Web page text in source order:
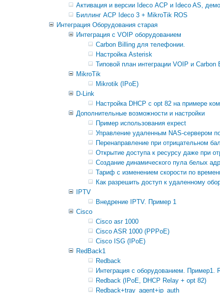
Активация и версии Ideco АСР и Ideco AS,
Биллинг АСР Ideco 3 + MikroTik ROS
Интеграция Оборудования старая
Интеграция с VOIP оборудованием
Carbon Billing для телефонии.
Настройка Asterisk
Типовой план интеграции VOIP и Carbon
MikroTik
Mikrotik (IPoE)
D-Link
Настройка DHCP с opt 82 на примере
Дополнительные возможности и настройки
Пример использования expect
Управление удаленным NAS-сервером
Перенаправление при отрицательном
Открытие доступа к ресурсу даже при
Создание динамического пула белых
Тариф с изменением скорости по
Как разрешить доступ к удаленному
IPTV
Внедрение IPTV. Пример 1
Cisco
Cisco asr 1000
Cisco ASR 1000 (PPPoE)
Cisco ISG (IPoE)
RedBack1
Redback
Интеграция с оборудованием. Пример1.
Redback (IPoE, DHCP Relay + opt 82)
Redback+tray_agent+ip_auth